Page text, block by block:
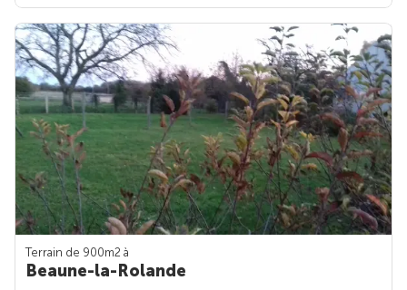
Terrain de 900m2 à
Beaune-la-Rolande